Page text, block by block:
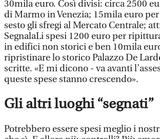
30mila euro. Così divisi: circa 2500
di Marmo in Venezia; 15mila euro
sesto gli sfregi al Mercato Centrale;
SegnalaLi spesi 1200 euro per
in edifici non storici e ben 10mila
ripristinare lo storico Palazzo De
scritte. «E mi dicono - va avanti
queste spese stanno crescendo».
Gli altri luoghi “segnati”
Potrebbero essere spesi meglio i